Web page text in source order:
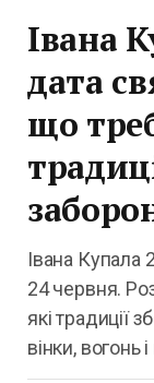
Івана
дата
що
Івана Купала
24 червня.
які традиції
вінки, вогонь